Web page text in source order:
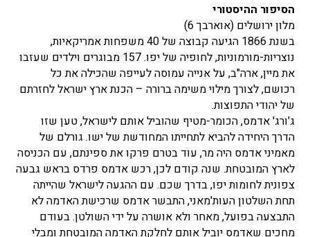
הסיפור ההיסטורי
מלון ירושלים (אוארבך 6)
בשנת 1866 הגיעה קבוצה של 40 משפחות אמריקאיות,
נוצריות-מורמוניות, לחופיה של יפו. 157 מבוגרים וילדים שעזבו
את מיין, ארה"ב, על אנייה עמוסה לעייפה שהכילה את כל
רכושם, לצורך מילוי משימה ברורה – הכנת ארץ ישראל לחזרתם
של יהודי התפוצות.
ג'ורג' אדמס, הכומר-מטיף שהוביל אותם לישראל, טען שזו
הדרך היחידה להביא לתחייתו המחודשת של ישו. גורלם של
מאמיני אדמס היה מר, עוד בטרם פרקו את ספינתם, עם הכניסה
לארץ המובטחת. שנה קודם לכן, רכש אדמס פרדס בראש גבעה
צפונית לחומות יפו, בדרך שכם. עם ההגעה לישראל שהייתה
תחת השלטון העות'מאני, התבשר אדמס שרכישת האדמה לא
התבצעה בפועל, מאחר ולא אושרה על ידי השולטן. בעודם
מחכים שאדמס יוביל אותם לחלקת האדמה המובטחת ומבלי